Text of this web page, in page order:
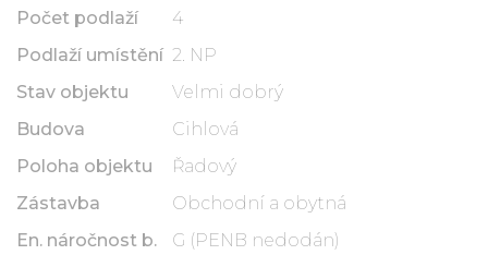
Počet podlaží
4
Podlaží umístění 2. NP
Stav objektu
Velmi dobrý
Budova
Cihlová
Poloha objektu
Řadový
Zástavba
Obchodní a obytná
En. náročnost b.
G (PENB nedodán)